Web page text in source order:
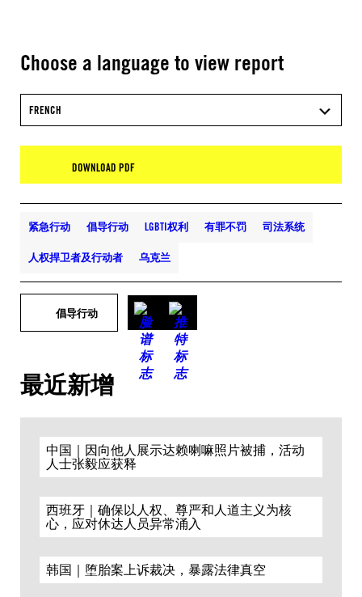
Choose a language to view report
FRENCH
DOWNLOAD PDF
紧急行动 倡导行动 LGBTI权利 有罪不罚 司法系统
人权捍卫者及行动者 乌克兰
倡导行动
最近新增
中国｜因向他人展示达赖喇嘛照片被捕，活动
人士张毅应获释
西班牙｜确保以人权、尊严和人道主义为核
心，应对休达人员异常涌入
韩国｜堕胎案上诉裁决，暴露法律真空